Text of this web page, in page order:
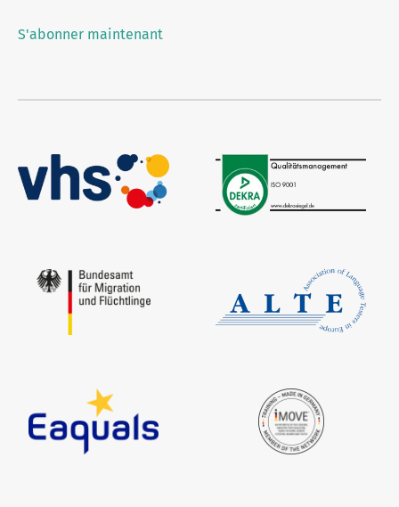
S'abonner maintenant